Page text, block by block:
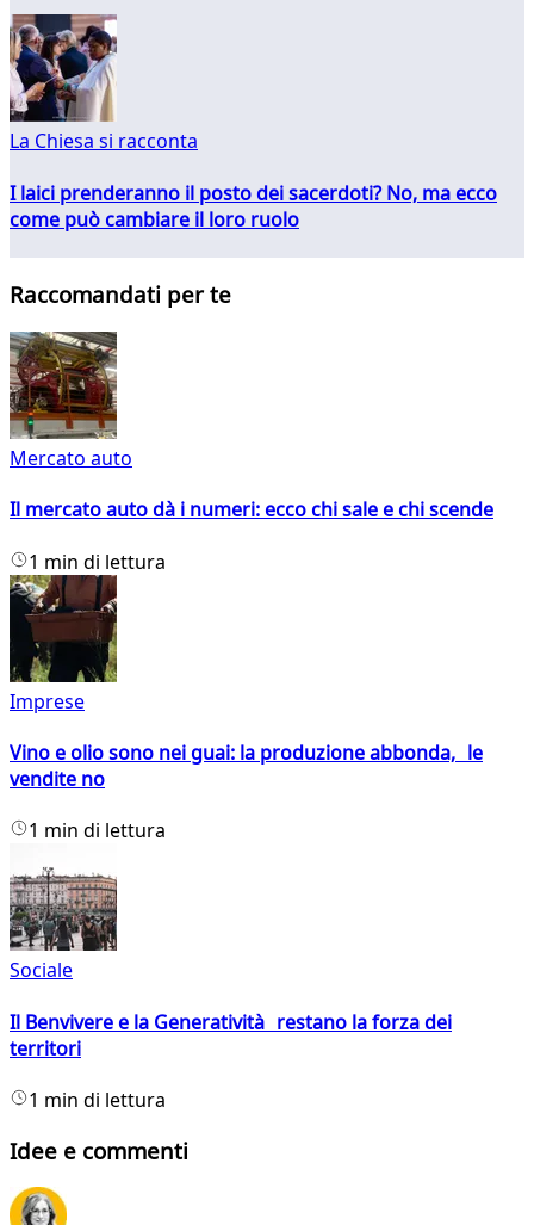
La Chiesa si racconta
I laici prenderanno il posto dei sacerdoti? No, ma ecco
come può cambiare il loro ruolo
Raccomandati per te
Mercato auto
Il mercato auto dà i numeri: ecco chi sale e chi scende
1 min di lettura
Imprese
Vino e olio sono nei guai: la produzione abbonda, le
vendite no
1 min di lettura
Sociale
Il Benvivere e la Generatività restano la forza dei
territori
1 min di lettura
Idee e commenti